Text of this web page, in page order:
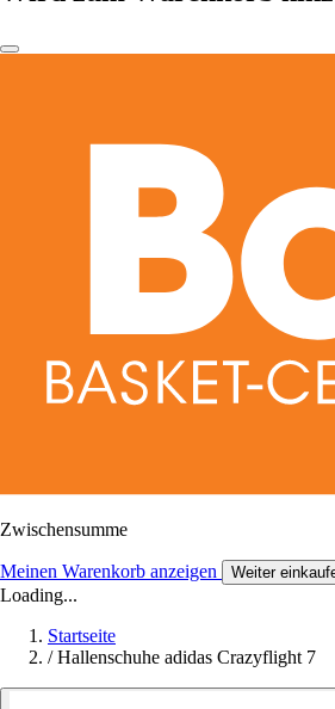
Zwischensumme
Meinen Warenkorb anzeigen Weiter
Loading...
Startseite
/ Hallenschuhe adidas Crazyflight 7